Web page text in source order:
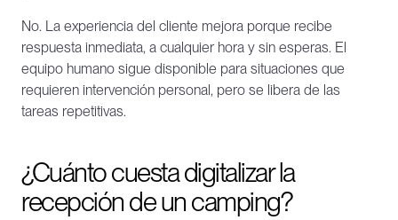
No. La experiencia del cliente mejora porque recibe
respuesta inmediata, a cualquier hora y sin esperas. El
equipo humano sigue disponible para situaciones que
requieren intervención personal, pero se libera de las
tareas repetitivas.
¿Cuánto cuesta digitalizar la
recepción de un camping?